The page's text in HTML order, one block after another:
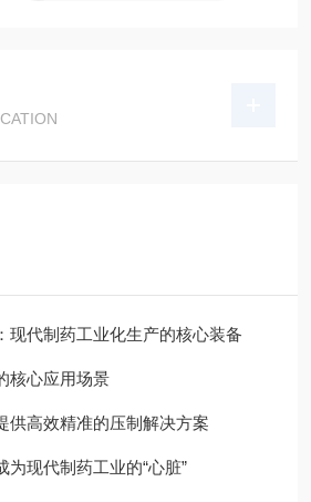
现代制药工业化生产的核心装备
核心应用场景
供高效精准的压制解决方案
为现代制药工业的“心脏”